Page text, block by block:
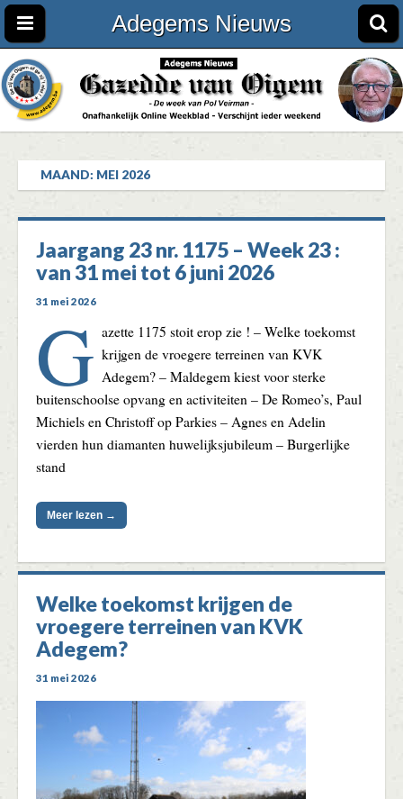
Adegems Nieuws
MAAND: MEI 2026
Jaargang 23 nr. 1175 – Week 23 :
van 31 mei tot 6 juni 2026
31 mei 2026
G azette 1175 stoit erop zie ! – Welke toekomst
krijgen de vroegere terreinen van KVK
Adegem? – Maldegem kiest voor sterke
buitenschoolse opvang en activiteiten – De Romeo’s, Paul
Michiels en Christoff op Parkies – Agnes en Adelin
vierden hun diamanten huwelijksjubileum – Burgerlijke
stand
Meer lezen →
Welke toekomst krijgen de
vroegere terreinen van KVK
Adegem?
31 mei 2026